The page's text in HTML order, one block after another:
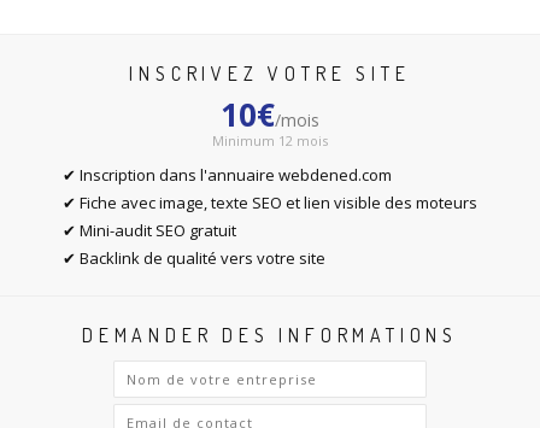
INSCRIVEZ VOTRE SITE
10€/mois
Minimum 12 mois
✔ Inscription dans l'annuaire webdened.com
✔ Fiche avec image, texte SEO et lien visible des moteurs
✔ Mini-audit SEO gratuit
✔ Backlink de qualité vers votre site
DEMANDER DES INFORMATIONS